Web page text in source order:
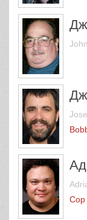
Cop